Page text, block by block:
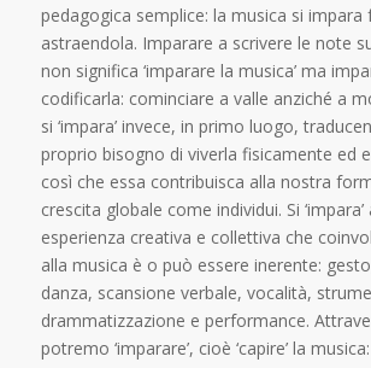
pedagogica semplice: la musica si impara
astraendola. Imparare a scrivere le note
non significa ‘imparare la musica’ ma
codificarla: cominciare a valle anziché a
si ‘impara’ invece, in primo luogo,
proprio bisogno di viverla fisicamente ed
così che essa contribuisca alla nostra
crescita globale come individui. Si
esperienza creativa e collettiva che
alla musica è o può essere inerente:
danza, scansione verbale, vocalità,
drammatizzazione e performance.
potremo ‘imparare’, cioè ‘capire’ la